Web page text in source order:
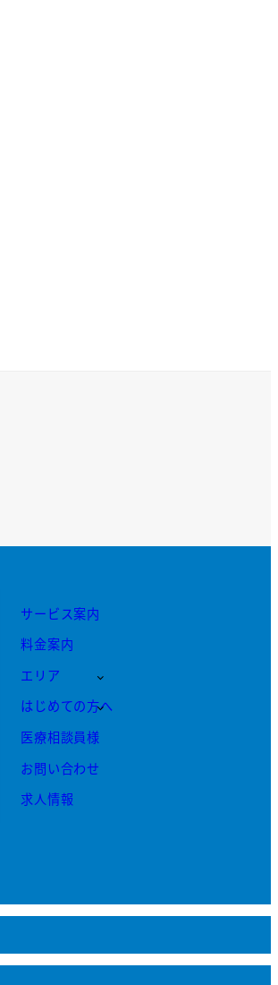
サービス案内
料金案内
エリア
はじめての方へ
医療相談員様
お問い合わせ
求人情報